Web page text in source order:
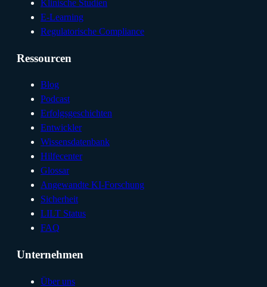
Klinische Studien
E-Learning
Regulatorische Compliance
Ressourcen
Blog
Podcast
Erfolgsgeschichten
Entwickler
Wissensdatenbank
Hilfecenter
Glossar
Angewandte KI-Forschung
Sicherheit
LILT Status
FAQ
Unternehmen
Über uns